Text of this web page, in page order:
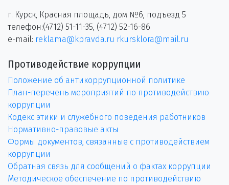
г. Курск, Красная площадь, дом №6, подъезд 5
телефон:(4712) 51-11-35, (4712) 52-16-86
e-mail: reklama@kpravda.ru rkursklora@mail.ru
Противодействие коррупции
Положение об антикоррупционной политике
План-перечень мероприятий по противодействию
коррупции
Кодекс этики и служебного поведения работников
Нормативно-правовые акты
Формы документов, связанные с противодействием
коррупции
Обратная связь для сообщений о фактах коррупции
Методическое обеспечение по противодействию